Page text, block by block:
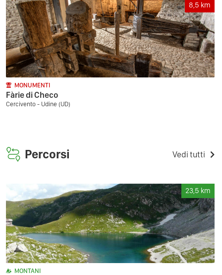
8,5 km
MONUMENTI
Fàrie di Checo
Cercivento - Udine (UD)
Percorsi Vedi tutti
23,5 km
MONTANI